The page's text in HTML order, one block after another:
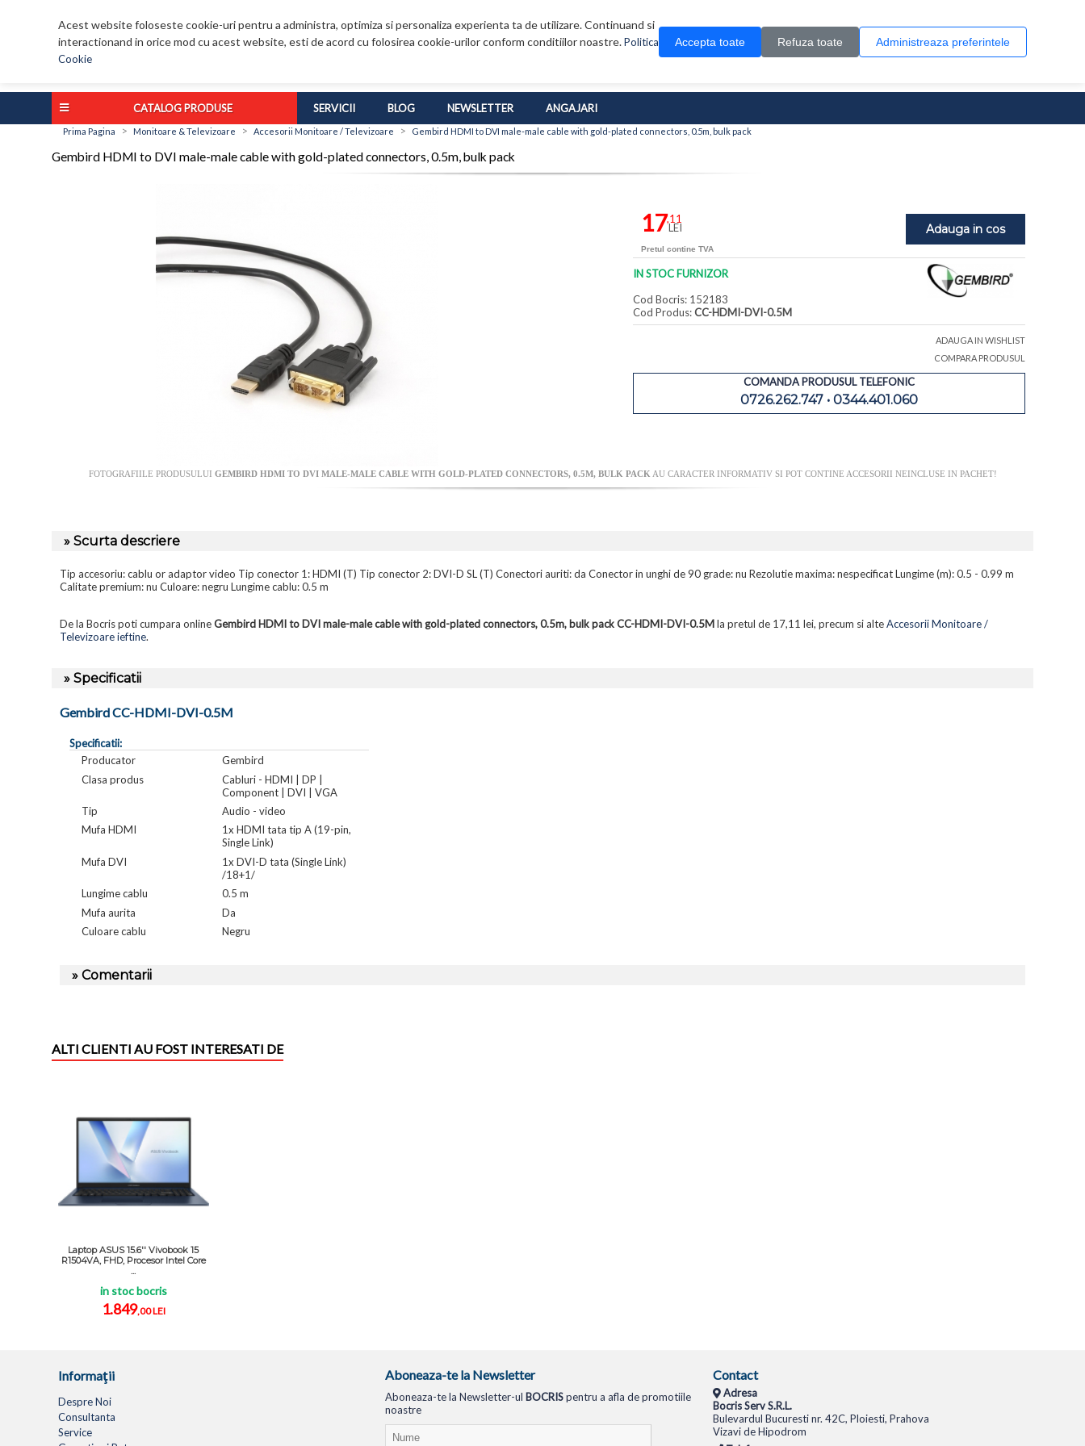
Acest website foloseste cookie-uri pentru a administra, optimiza si personaliza experienta ta de utilizare. Continuand si
interactionand in orice mod cu acest website, esti de acord cu folosirea cookie-urilor conform conditiilor noastre.Politica
Cookie
Accepta toate Refuza toate Administreaza preferintele
0 produs(e)
CATALOG PRODUSE SERVICII BLOG NEWSLETTER ANGAJARI
Prima Pagina > Monitoare & Televizoare > Accesorii Monitoare / Televizoare > Gembird HDMI to DVI male-male cable with gold-plated connectors, 0.5m, bulk pack
Gembird HDMI to DVI male-male cable with gold-plated connectors, 0.5m, bulk pack
Adauga in cos
17,11
LEI
Pretul contine TVA
IN STOC FURNIZOR
Cod Bocris: 152183
Cod Produs:CC-HDMI-DVI-0.5M
ADAUGA IN WISHLIST
COMPARA PRODUSUL
COMANDA PRODUSUL TELEFONIC
0726.262.747 • 0344.401.060
FOTOGRAFIILE PRODUSULUI GEMBIRD HDMI TO DVI MALE-MALE CABLE WITH GOLD-PLATED CONNECTORS, 0.5M, BULK PACK AU CARACTER INFORMATIV SI POT CONTINE ACCESORII NEINCLUSE IN PACHET!
» Scurta descriere
Tip accesoriu: cablu or adaptor video Tip conector 1: HDMI (T) Tip conector 2: DVI-D SL (T) Conectori auriti: da Conector in unghi de 90 grade: nu Rezolutie maxima: nespecificat Lungime (m): 0.5 - 0.99 m
Calitate premium: nu Culoare: negru Lungime cablu: 0.5 m
De la Bocris poti cumpara onlineGembird HDMI to DVI male-male cable with gold-plated connectors, 0.5m, bulk pack CC-HDMI-DVI-0.5Mla pretul de 17,11 lei, precum si alteAccesorii Monitoare /
Televizoare ieftine.
» Specificatii
Gembird CC-HDMI-DVI-0.5M
Specificatii:
Producator
Gembird
Clasa produs
Cabluri - HDMI | DP |
Component | DVI | VGA
Tip
Audio - video
Mufa HDMI
1x HDMI tata tip A (19-pin,
Single Link)
Mufa DVI
1x DVI-D tata (Single Link)
/18+1/
Lungime cablu
0.5 m
Mufa aurita
Da
Culoare cablu
Negru
» Comentarii
ALTI CLIENTI AU FOST INTERESATI DE
Laptop ASUS 15.6'' Vivobook 15
R1504VA, FHD, Procesor Intel Core
...
in stoc bocris
1.849,00 LEI
Informaţii
Despre Noi
Consultanta
Service
Aboneaza-te la Newsletter
Aboneaza-te la Newsletter-ul BOCRISpentru a afla de promotiile
noastre
Contact
Adresa
Bocris Serv S.R.L.
Bulevardul Bucuresti nr. 42C, Ploiesti, Prahova
Vizavi de Hipodrom